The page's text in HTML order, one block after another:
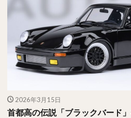
2026年3月15日
首都高の伝説「ブラックバード」